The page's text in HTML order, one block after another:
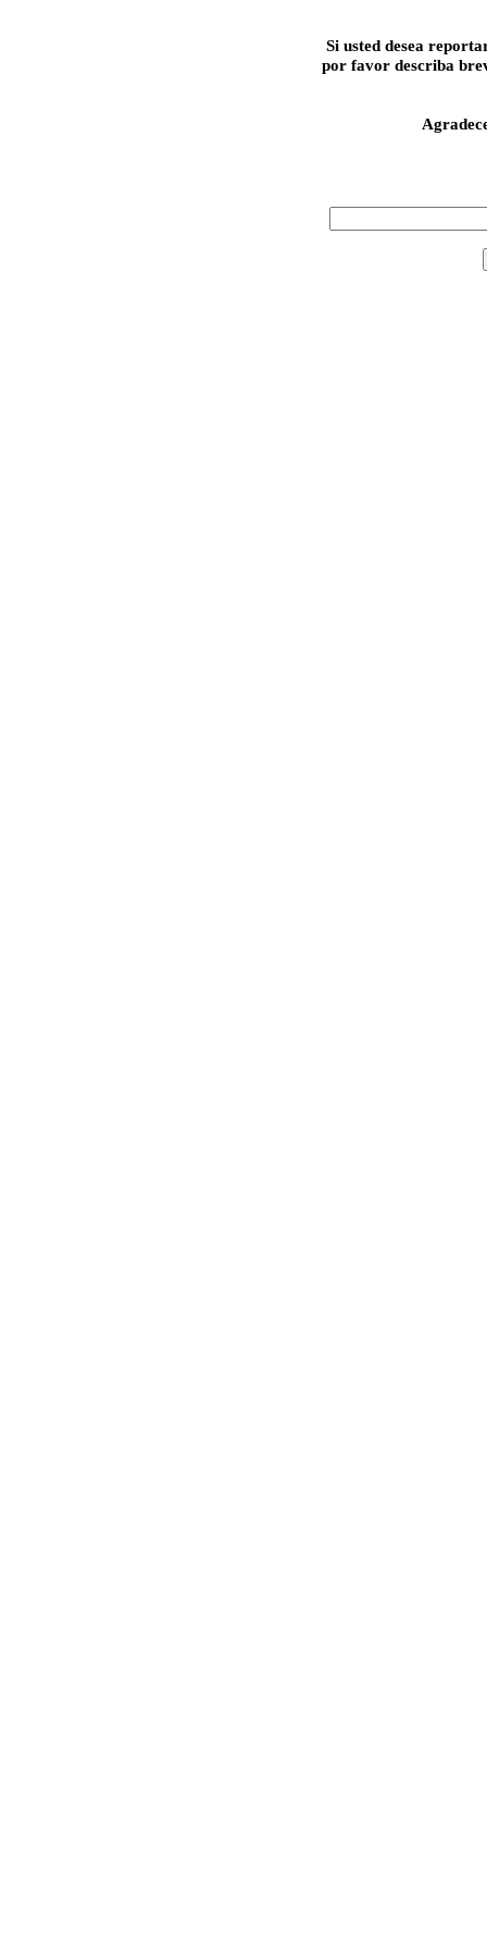
Si usted desea
por favor describa